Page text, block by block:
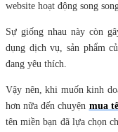
website hoạt động song
Sự giống nhau này còn
dụng dịch vụ, sản phẩm
đang yêu thích.
Vậy nên, khi muốn kinh
hơn nữa đến chuyện mua
tên miền bạn đã lựa chọn